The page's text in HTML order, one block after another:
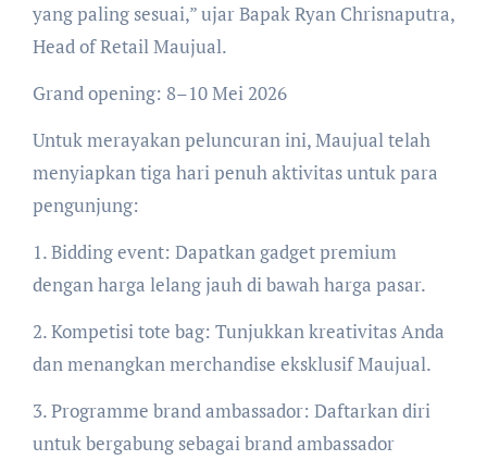
yang paling sesuai,” ujar Bapak Ryan Chrisnaputra,
Head of Retail Maujual.
Grand opening: 8–10 Mei 2026
Untuk merayakan peluncuran ini, Maujual telah
menyiapkan tiga hari penuh aktivitas untuk para
pengunjung:
1. Bidding event: Dapatkan gadget premium
dengan harga lelang jauh di bawah harga pasar.
2. Kompetisi tote bag: Tunjukkan kreativitas Anda
dan menangkan merchandise eksklusif Maujual.
3. Programme brand ambassador: Daftarkan diri
untuk bergabung sebagai brand ambassador